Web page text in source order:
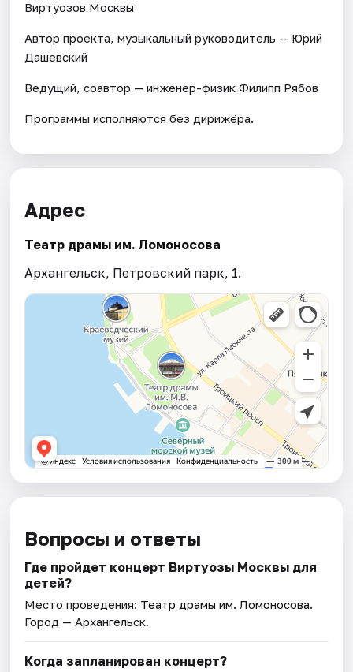
Виртуозов Москвы
Автор проекта, музыкальный руководитель — Юрий
Дашевский
Ведущий, соавтор — инженер-физик Филипп Рябов
Программы исполняются без дирижёра.
Адрес
Театр драмы им. Ломоносова
Архангельск, Петровский парк, 1.
Вопросы и ответы
Где пройдет концерт Виртуозы Москвы для
детей?
Место проведения: Театр драмы им. Ломоносова.
Город — Архангельск.
Когда запланирован концерт?